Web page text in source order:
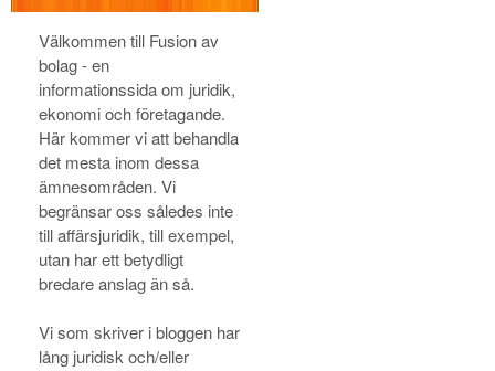
Välkommen till Fusion av
bolag - en
informationssida om juridik,
ekonomi och företagande.
Här kommer vi att behandla
det mesta inom dessa
ämnesområden. Vi
begränsar oss således inte
till affärsjuridik, till exempel,
utan har ett betydligt
bredare anslag än så.
Vi som skriver i bloggen har
lång juridisk och/eller